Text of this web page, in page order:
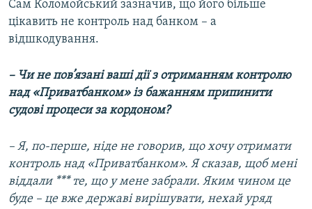
Сам Коломойський зазначив, що його більше
цікавить не контроль над банком – а
відшкодування.
– Чи не пов’язані ваші дії з отриманням контролю
над «Приватбанком» із бажанням припинити
судові процеси за кордоном?
– Я, по-перше, ніде не говорив, що хочу отримати
контроль над «Приватбанком». Я сказав, щоб мені
віддали *** те, що у мене забрали. Яким чином це
буде – це вже державі вирішувати, нехай уряд